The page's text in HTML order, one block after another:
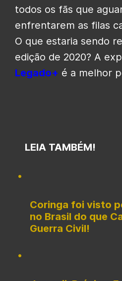
todos os fãs que
enfrentarem as filas
O que estaria sendo
edição de 2020? A
Legado+ é a melhor
LEIA TAMBÉM!
Coringa foi visto
no Brasil do que
Guerra Civil!